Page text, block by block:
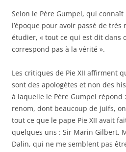
Selon le Père Gumpel, qui
l’époque pour avoir passé de très
étudier, « tout ce qui est dit dans
correspond pas à la vérité ».
Les critiques de Pie XII affirment
sont des apologètes et non des
à laquelle le Père Gumpel répond
renom, dont beaucoup de juifs,
tout ce que le pape Pie XII avait
quelques uns : Sir Marin Gilbert,
Dalin, qui ne me semblent pas